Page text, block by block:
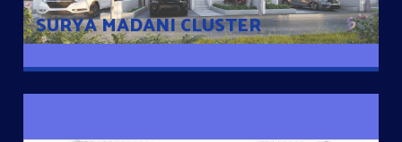
SURYA MADANI CLUSTER